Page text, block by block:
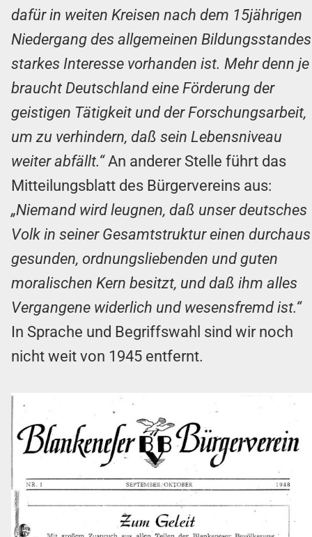
dafür in weiten Kreisen nach dem 15jährigen
Niedergang des allgemeinen Bildungsstandes
starkes Interesse vorhanden ist. Mehr denn je
braucht Deutschland eine Förderung der
geistigen Tätigkeit und der Forschungsarbeit,
um zu verhindern, daß sein Lebensniveau
weiter abfällt.“An anderer Stelle führt das
Mitteilungsblatt des Bürgervereins aus:
„Niemand wird leugnen, daß unser deutsches
Volk in seiner Gesamtstruktur einen durchaus
gesunden, ordnungsliebenden und guten
moralischen Kern besitzt, und daß ihm alles
Vergangene widerlich und wesensfremd ist.“
In Sprache und Begriffswahl sind wir noch
nicht weit von 1945 entfernt.